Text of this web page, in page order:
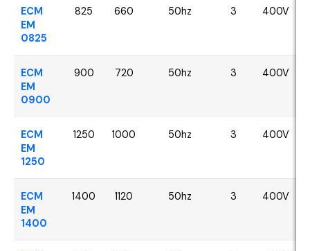
ECM
EM
0825
825 660 50hz 3 400V
ECM
EM
0900
900 720 50hz 3 400V
ECM
EM
1250
1250 1000 50hz 3 400V
ECM
EM
1400
1400 1120 50hz 3 400V